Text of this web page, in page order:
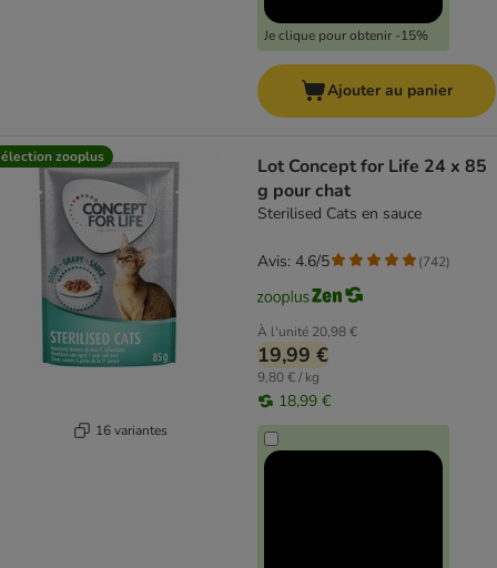
Je clique pour obtenir -15%
Ajouter au panier
zooplus
16 variantes
Lot Concept for Life 24 x 85
g pour chat
Sterilised Cats en sauce
À l'unité 20,98 €
19,99 €
9,80 € / kg
18,99 €
Avis: 4.6/5 (742)